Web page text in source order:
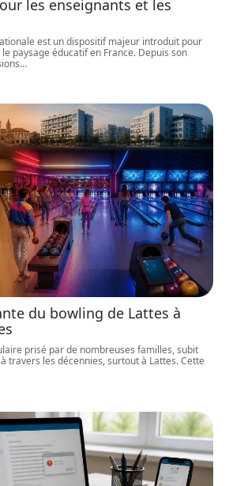
les enseignants et les
est un dispositif majeur introduit pour
paysage éducatif en France. Depuis son
…
du bowling de Lattes à
prisé par de nombreuses familles, subit
travers les décennies, surtout à Lattes. Cette